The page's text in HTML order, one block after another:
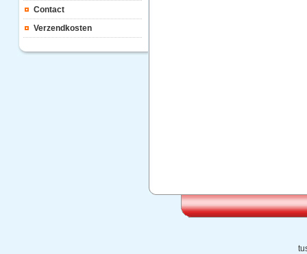
Contact
Verzendkosten